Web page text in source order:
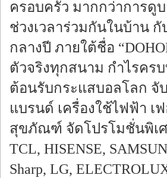
ครอบครัว มากกว่าการดู
ช่วงเวลาร่วมกันในบ้าน
กลางปี ภายใต้ชื่อ
ตัวจริงทุกสนาม กำไรคร
ต้อนรับกระแสบอลโลก จั
แบรนด์ เครื่องใช้ไฟฟ้า เ
สุขภัณฑ์ จัดโปรโมชั่นพิเศ
TCL, HISENSE,
Sharp, LG,